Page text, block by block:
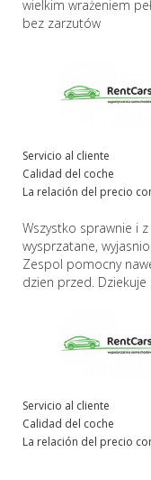
wielkim wrażeniem
bez zarzutów
Servicio al cliente
Calidad del coche
La relación del precio
Wszystko sprawnie i
wysprzatane,
Zespol pomocny
dzien przed.
Servicio al cliente
Calidad del coche
La relación del precio